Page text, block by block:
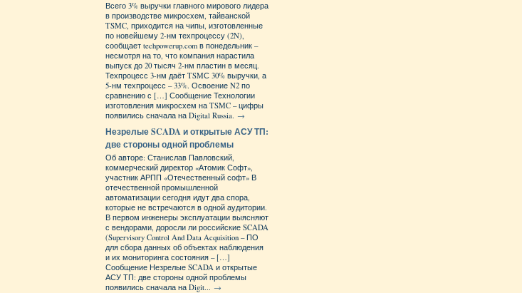
Всего 3% выручки главного мирового лидера
в производстве микросхем, тайванской
TSMC, приходится на чипы, изготовленные
по новейшему 2-нм техпроцессу (2N),
сообщает techpowerup.com в понедельник –
несмотря на то, что компания нарастила
выпуск до 20 тысяч 2-нм пластин в месяц.
Техпроцесс 3-нм даёт TSMС 30% выручки, а
5-нм техпроцесс – 33%. Освоение N2 по
сравнению с […] Сообщение Технологии
изготовления микросхем на TSMC – цифры
появились сначала на Digital Russia. →
Незрелые SCADA и открытые АСУ ТП:
две стороны одной проблемы
Об авторе: Станислав Павловский,
коммерческий директор «Атомик Софт»,
участник АРПП «Отечественный софт» В
отечественной промышленной
автоматизации сегодня идут два спора,
которые не встречаются в одной аудитории.
В первом инженеры эксплуатации выясняют
с вендорами, доросли ли российские SCADA
(Supervisory Control And Data Acquisition – ПО
для сбора данных об объектах наблюдения
и их мониторинга состояния – […]
Сообщение Незрелые SCADA и открытые
АСУ ТП: две стороны одной проблемы
появились сначала на Digit... →